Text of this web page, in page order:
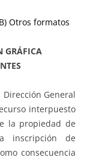
Otros formatos
GRÁFICA
General
interpuesto
la propiedad de
inscripción de
consecuencia